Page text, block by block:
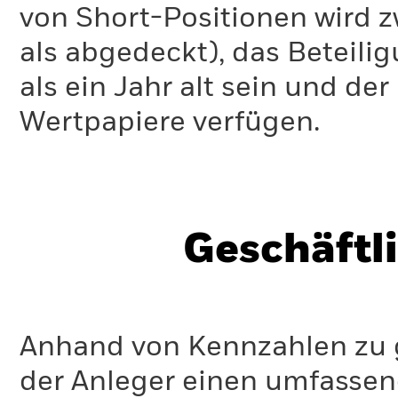
und die Variabilität der Kennzahl verdeutlichen.
von Short-Positionen wird
als abgedeckt), das
als ein Jahr alt sein und
Wertpapiere verfügen.
Anhand von Kennzahlen
der Anleger einen